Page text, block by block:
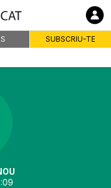
SUBSCRIU-TE